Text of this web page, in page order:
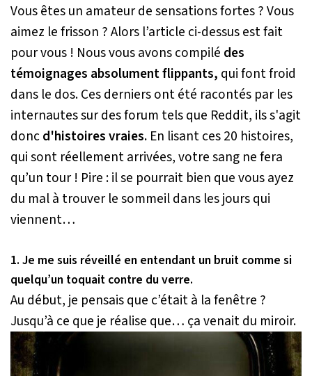
Vous êtes un amateur de sensations fortes ? Vous
aimez le frisson ? Alors l’article ci-dessus est fait
pour vous ! Nous vous avons compilé des
témoignages absolument flippants, qui font froid
dans le dos. Ces derniers ont été racontés par les
internautes sur des forum tels que Reddit, ils s'agit
doncd'histoires vraies. En lisant ces 20 histoires,
qui sont réellement arrivées, votre sang ne fera
qu’un tour ! Pire : il se pourrait bien que vous ayez
du mal à trouver le sommeil dans les jours qui
viennent…
1. Je me suis réveillé en entendant un bruit comme si
quelqu’un toquait contre du verre.
Au début, je pensais que c’était à la fenêtre ?
Jusqu’à ce que je réalise que… ça venait du miroir.